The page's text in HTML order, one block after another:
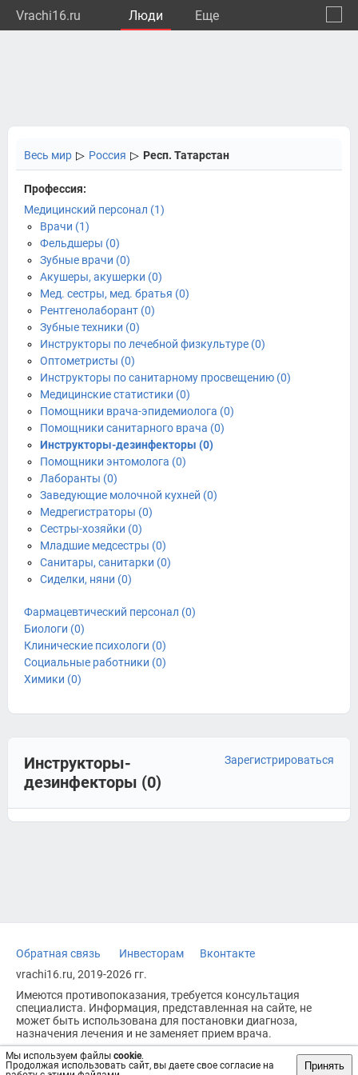
Vrachi16.ru Люди Eще
Мы используем файлы cookie.
Продолжая использовать сайт, вы даете свое согласие на
Принять
Весь мир ▷ Россия ▷ Респ. Татарстан
Профессия:
Медицинский персонал (1)
Врачи (1)
Фельдшеры (0)
Зубные врачи (0)
Акушеры, акушерки (0)
Мед. сестры, мед. братья (0)
Рентгенолаборант (0)
Зубные техники (0)
Инструкторы по лечебной физкультуре (0)
Оптометристы (0)
Инструкторы по санитарному просвещению (0)
Медицинские статистики (0)
Помощники врача-эпидемиолога (0)
Помощники санитарного врача (0)
Инструкторы-дезинфекторы (0)
Помощники энтомолога (0)
Лаборанты (0)
Заведующие молочной кухней (0)
Медрегистраторы (0)
Сестры-хозяйки (0)
Младшие медсестры (0)
Санитары, санитарки (0)
Сиделки, няни (0)
Фармацевтический персонал (0)
Биологи (0)
Клинические психологи (0)
Социальные работники (0)
Химики (0)
Инструкторы-
дезинфекторы (0)
Зарегистрироваться
Обратная связь Инвесторам
Вконтакте
vrachi16.ru, 2019-2026 гг.
Имеются противопоказания, требуется консультация
специалиста. Информация, представленная на сайте, не
может быть использована для постановки диагноза,
назначения лечения и не заменяет прием врача.
Возрастное ограничение: 18+